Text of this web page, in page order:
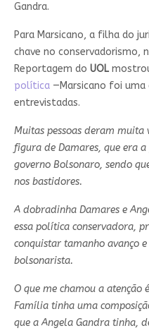
Gandra.
Para Marsicano, a filha do
chave no conservadorismo,
Reportagem do UOL
política—Marsicano foi uma
entrevistadas.
Muitas pessoas deram
figura de Damares, que era
governo Bolsonaro, sendo
nos bastidores.
A dobradinha Damares e
essa política conservadora,
conquistar tamanho avanço
bolsonarista.
O que me chamou a atenção
Família tinha uma
que a Angela Gandra tinha,